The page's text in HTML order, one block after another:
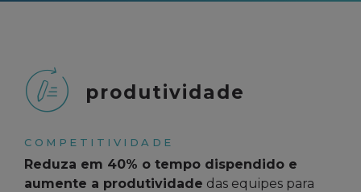
produtividade
COMPETITIVIDADE
Reduza em 40% o tempo dispendido e
aumente a produtividade das equipes para